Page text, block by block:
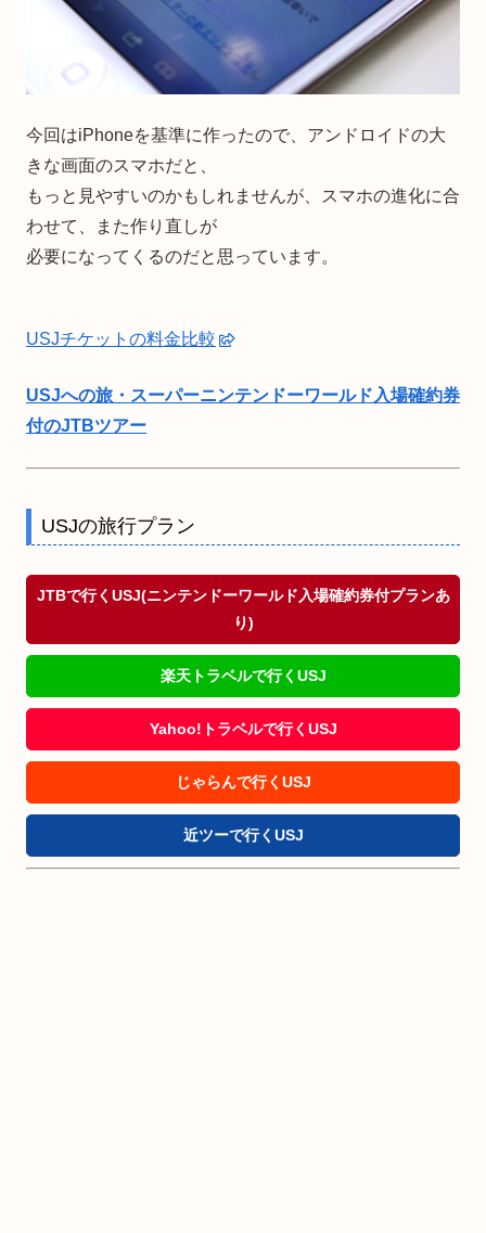
今回はiPhoneを基準に作ったので、アンドロイドの大
きな画面のスマホだと、
もっと見やすいのかもしれませんが、スマホの進化に合
わせて、また作り直しが
必要になってくるのだと思っています。
USJチケットの料金比較
USJへの旅・スーパーニンテンドーワールド入場確約券
付のJTBツアー
USJの旅行プラン
JTBで行くUSJ(ニンテンドーワールド入場確約券付プランあ
り)
楽天トラベルで行くUSJ
Yahoo!トラベルで行くUSJ
じゃらんで行くUSJ
近ツーで行くUSJ